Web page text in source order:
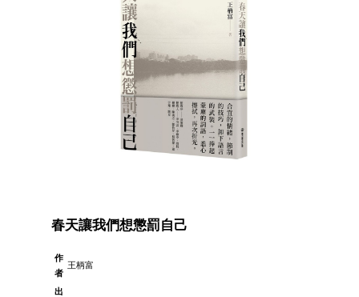
春天讓我們想懲罰自己
作
者
王柄富
出